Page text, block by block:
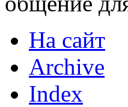
На сайт
Archive
Index